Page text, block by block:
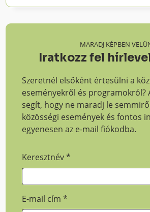
MARADJ KÉPBEN
Iratkozz fel
Szeretnél elsőként értesülni a
eseményekről és programokról?
segít, hogy ne maradj le
közösségi események és fontos
egyenesen az e-mail fiókodba.
Keresztnév*
E-mail cím*